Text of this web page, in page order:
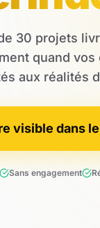
30 projets
quand
aux réalités
visible dans
Sans engagement